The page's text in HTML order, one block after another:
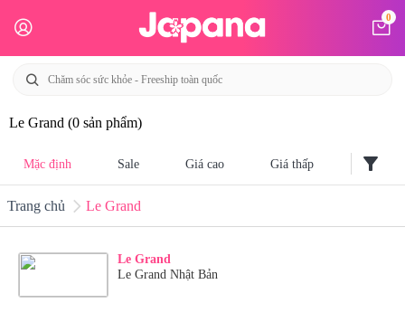
0
Le Grand (0 sản phẩm)
Mặc định Sale Giá cao Giá thấp filter_alt
Trang chủ Le Grand
Le Grand
Le Grand Nhật Bản